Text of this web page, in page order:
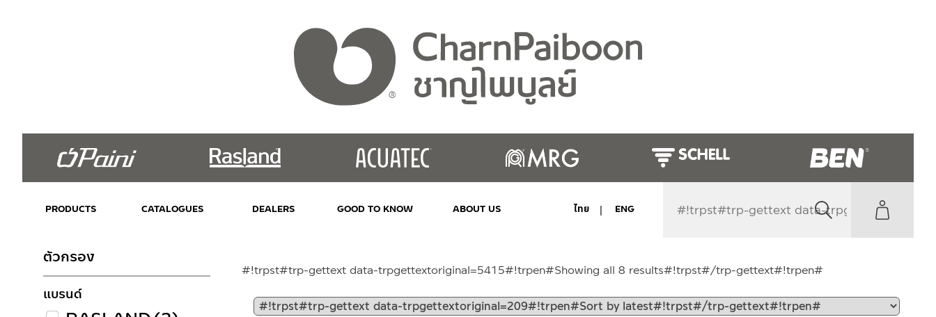
PRODUCTS CATALOGUES DEALERS GOOD TO KNOW ABOUT US ไทย ENG
#!trpst#trp-gettext data-trpgettextoriginal=5415#!trpen#Showing all 8 results#!trpst#/trp-gettext#!trpen#
data-
ตัวกรอง
แบรนด์